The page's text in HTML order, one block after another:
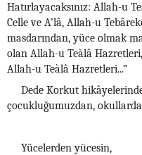
Hatırlayacaksınız: Allah-u
Celle ve A’lâ, Allah-u
masdarından, yüce olmak
olan Allah-u Teàlâ
Allah-u Teàlâ Hazretleri...”
Dede Korkut
çocukluğumuzdan,
Yücelerden yücesin,